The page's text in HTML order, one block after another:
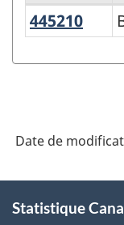
Système
industries
l'Amérique
du
445210
Date de
propos
Statistique